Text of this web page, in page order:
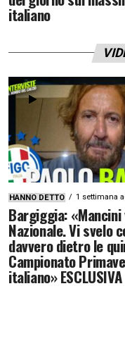
italiano
HANNO DETTO 1 settimana
Bargiggia:
Nazionale. Vi svelo
davvero dietro le
Campionato
italiano» ESCLUSIVA